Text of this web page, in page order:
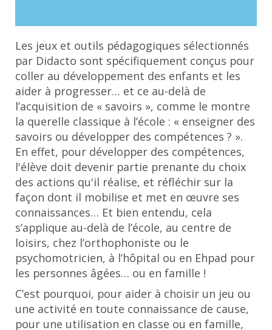
Les jeux et outils pédagogiques sélectionnés
par Didacto sont spécifiquement conçus pour
coller au développement des enfants et les
aider à progresser… et ce au-delà de
l’acquisition de « savoirs », comme le montre
la querelle classique à l’école : « enseigner des
savoirs ou développer des compétences ? ».
En effet, pour développer des compétences,
l'élève doit devenir partie prenante du choix
des actions qu'il réalise, et réfléchir sur la
façon dont il mobilise et met en œuvre ses
connaissances… Et bien entendu, cela
s’applique au-delà de l’école, au centre de
loisirs, chez l’orthophoniste ou le
psychomotricien, à l’hôpital ou en Ehpad pour
les personnes âgées… ou en famille !
C’est pourquoi, pour aider à choisir un jeu ou
une activité en toute connaissance de cause,
pour une utilisation en classe ou en famille,